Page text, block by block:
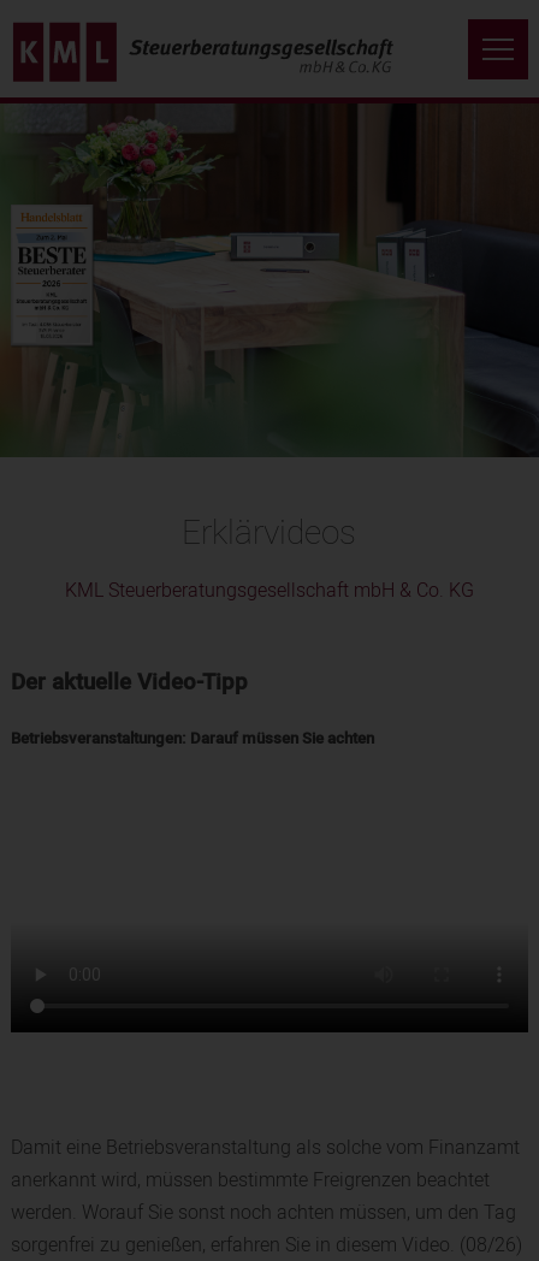
Erklärvideos
KML Steuerberatungsgesellschaft mbH & Co. KG
Der aktuelle Video-Tipp
Betriebsveranstaltungen: Darauf müssen Sie achten
Damit eine Betriebsveranstaltung als solche vom Finanzamt
anerkannt wird, müssen bestimmte Freigrenzen beachtet
werden. Worauf Sie sonst noch achten müssen, um den Tag
sorgenfrei zu genießen, erfahren Sie in diesem Video. (08/26)